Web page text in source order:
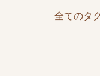
全てのタ